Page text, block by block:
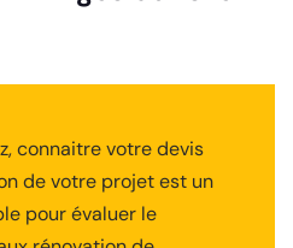
connaitre votre devis
de votre projet est un
pour évaluer le